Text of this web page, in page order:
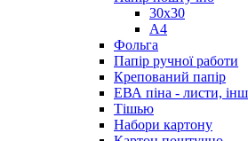
30х30
А4
Фольга
Папір ручної работи
Крепований папір
ЕВА піна - листи,
Тішью
Набори картону